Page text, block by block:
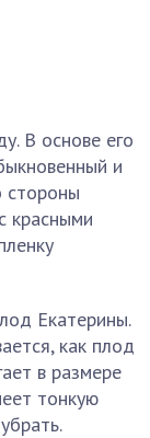
В основе его
и
стороны
красными
Екатерины.
как плод
в размере
тонкую